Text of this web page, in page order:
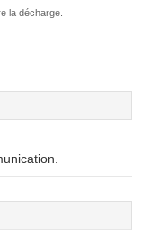
la décharge.